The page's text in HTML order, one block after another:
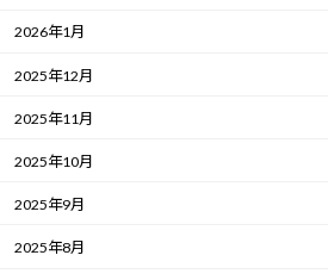
2026年1月
2025年12月
2025年11月
2025年10月
2025年9月
2025年8月